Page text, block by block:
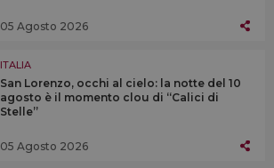
05 Agosto 2026
ITALIA
San Lorenzo, occhi al cielo: la notte del 10
agosto è il momento clou di “Calici di
Stelle”
05 Agosto 2026